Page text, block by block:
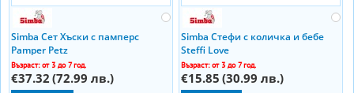
Simba Сет Хъски с памперс
Pamper Petz
Възраст: от 3 до 7 год.
€37.32 (72.99 лв.)
Simba Стефи с количка и бебе
Steffi Love
Възраст: от 3 до 7 год.
€15.85 (30.99 лв.)